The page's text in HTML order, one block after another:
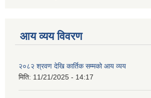
आय व्यय विवरण
२०८२ श्रवण देखि कार्तिक सम्मको आय व्यय
मिति: 11/21/2025 - 14:17